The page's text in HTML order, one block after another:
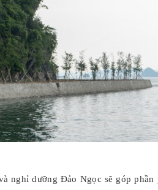
nghỉ dưỡng Đảo Ngọc sẽ góp